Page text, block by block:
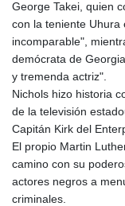
George Takei, quien
con la teniente Uhura
incomparable",
demócrata de
y tremenda actriz".
Nichols hizo historia
de la televisión
Capitán Kirk del
El propio Martin
camino con su
actores negros a
criminales.